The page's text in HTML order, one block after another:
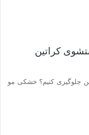
کراتین
جلوگیری کنیم؟ خشکی مو